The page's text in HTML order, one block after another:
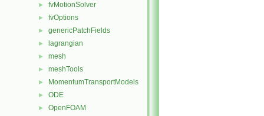
► fvMotionSolver
► fvOptions
► genericPatchFields
► lagrangian
► mesh
► meshTools
► MomentumTransportModels
► ODE
► OpenFOAM